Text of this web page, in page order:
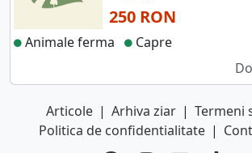
250 RON
Animale ferma
Capre
Articole | Arhiva ziar | Termeni
Politica de confidentialitate |